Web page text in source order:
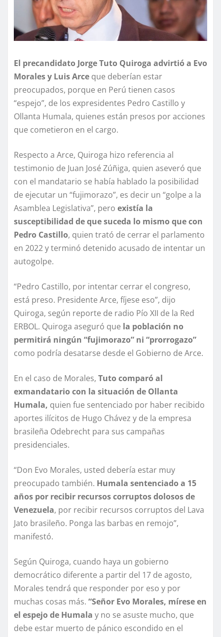
El precandidato Jorge Tuto Quiroga advirtió a Evo
Morales y Luis Arce que deberían estar
preocupados, porque en Perú tienen casos
“espejo”, de los expresidentes Pedro Castillo y
Ollanta Humala, quienes están presos por acciones
que cometieron en el cargo.
Respecto a Arce, Quiroga hizo referencia al
testimonio de Juan José Zúñiga, quien aseveró que
con el mandatario se había hablado la posibilidad
de ejecutar un “fujimorazo”, es decir un “golpe a la
Asamblea Legislativa”, pero existía la
susceptibilidad de que suceda lo mismo que con
Pedro Castillo, quien trató de cerrar el parlamento
en 2022 y terminó detenido acusado de intentar un
autogolpe.
“Pedro Castillo, por intentar cerrar el congreso,
está preso. Presidente Arce, fíjese eso”, dijo
Quiroga, según reporte de radio Pío XII de la Red
ERBOL. Quiroga aseguró que la población no
permitirá ningún “fujimorazo” ni “prorrogazo”
como podría desatarse desde el Gobierno de Arce.
En el caso de Morales, Tuto comparó al
exmandatario con la situación de Ollanta
Humala, quien fue sentenciado por haber recibido
aportes ilícitos de Hugo Chávez y de la empresa
brasileña Odebrecht para sus campañas
presidenciales.
“Don Evo Morales, usted debería estar muy
preocupado también. Humala sentenciado a 15
años por recibir recursos corruptos dolosos de
Venezuela, por recibir recursos corruptos del Lava
Jato brasileño. Ponga las barbas en remojo”,
manifestó.
Según Quiroga, cuando haya un gobierno
democrático diferente a partir del 17 de agosto,
Morales tendrá que responder por eso y por
muchas cosas más. “Señor Evo Morales, mírese en
el espejo de Humala y no se asuste mucho, que
debe estar muerto de pánico escondido en el